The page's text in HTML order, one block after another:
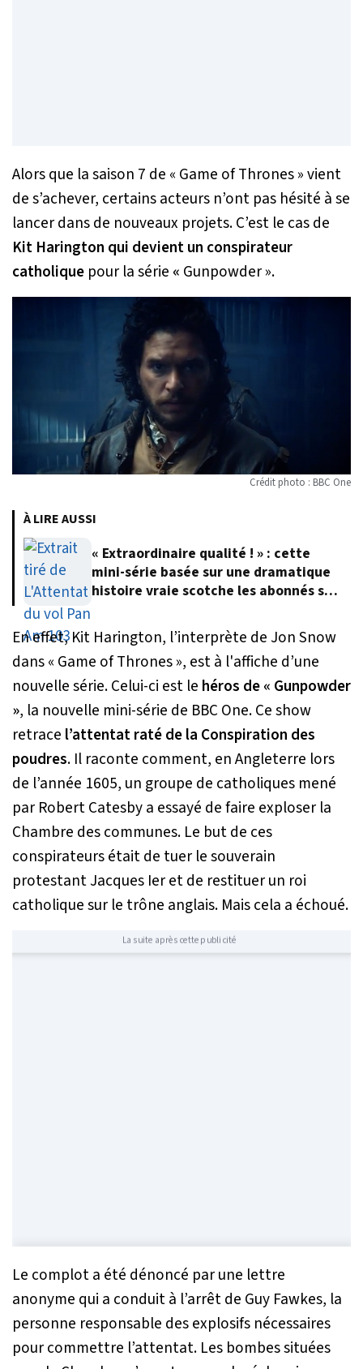
Alors que la saison 7 de « Game of Thrones » vient
de s’achever, certains acteurs n’ont pas hésité à se
lancer dans de nouveaux projets. C’est le cas de
Kit Harington qui devient un conspirateur
catholique pour la série « Gunpowder ».
Crédit photo : BBC One
À LIRE AUSSI
« Extraordinaire qualité ! » : cette
mini-série basée sur une dramatique
histoire vraie scotche les abonnés sur
En effet, Kit Harington, l’interprète de Jon Snow
dans « Game of Thrones », est à l'affiche d’une
nouvelle série. Celui-ci est le héros de « Gunpowder
», la nouvelle mini-série de BBC One. Ce show
retrace l’attentat raté de la Conspiration des
poudres. Il raconte comment, en Angleterre lors
de l’année 1605, un groupe de catholiques mené
par Robert Catesby a essayé de faire exploser la
Chambre des communes. Le but de ces
conspirateurs était de tuer le souverain
protestant Jacques Ier et de restituer un roi
catholique sur le trône anglais. Mais cela a échoué.
La suite après cette publicité
Le complot a été dénoncé par une lettre
anonyme qui a conduit à l’arrêt de Guy Fawkes, la
personne responsable des explosifs nécessaires
pour commettre l’attentat. Les bombes situées